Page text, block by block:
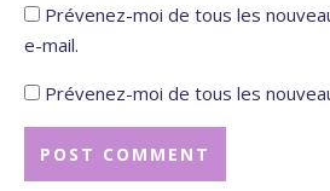
Prévenez-moi de tous les
e-mail.
Prévenez-moi de tous les